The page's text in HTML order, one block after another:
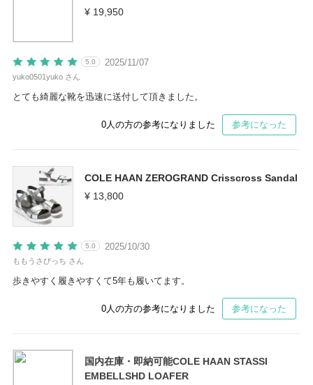
¥ 19,950
2025/11/07
5.0
yuko0501yuko さん
とても綺麗な靴を迅速に送付して頂きました。
0 人の方の参考になりました 参考になった
COLE HAAN ZEROGRAND Crisscross Sandal
¥ 13,800
2025/10/30
5.0
ももうさびっち さん
歩きやすく履きやすくて5年も履いてます。
0 人の方の参考になりました 参考になった
国内在庫・即納可能COLE HAAN STASSI
EMBELLSHD LOAFER